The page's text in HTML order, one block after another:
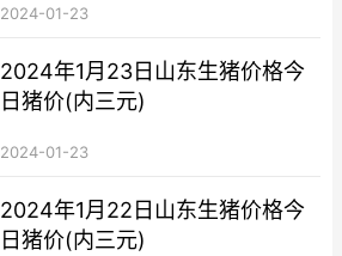
2024-01-23
2024年1月23日山东生猪价格今
日猪价(内三元)
2024-01-23
2024年1月22日山东生猪价格今
日猪价(内三元)